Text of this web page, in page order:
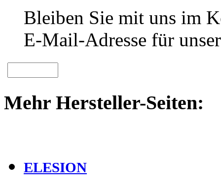
Bleiben Sie mit uns im
E-Mail-Adresse für
Mehr Hersteller-Seiten:
ELESION